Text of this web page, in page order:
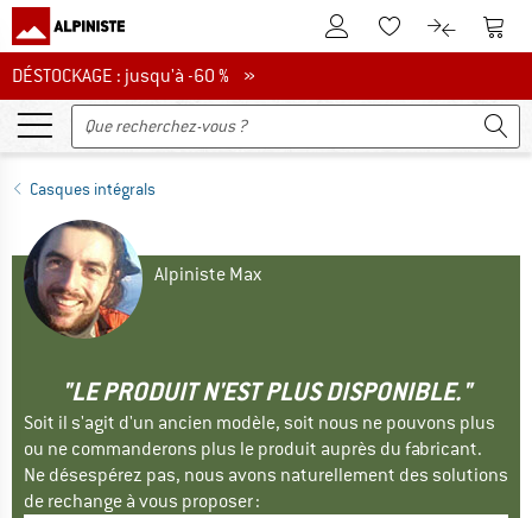
Vers le compte client
Vers la liste
Vers le
DÉSTOCKAGE : jusqu'à -60 %
DÉSTOCKAGE : jusqu'à -60 % »
Casques intégrals
Alpiniste Max
"LE PRODUIT N'EST PLUS DISPONIBLE."
Soit il s'agit d'un ancien modèle, soit nous ne pouvons plus
ou ne commanderons plus le produit auprès du fabricant.
Ne désespérez pas, nous avons naturellement des solutions
de rechange à vous proposer :